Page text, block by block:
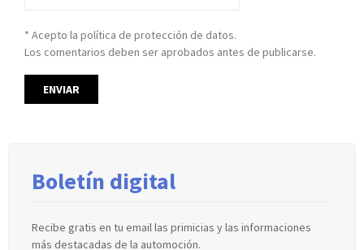
* Acepto la política de protección de datos.
Los comentarios deben ser aprobados antes de publicarse.
Boletín digital
Recibe gratis en tu email las primicias y las informaciones
más destacadas de la automoción.